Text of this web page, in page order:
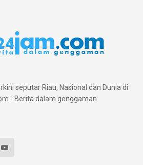
seputar Riau, Nasional dan Dunia di
- Berita dalam genggaman